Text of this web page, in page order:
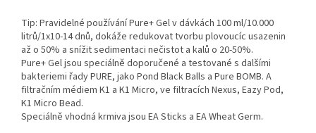
Tip: Pravidelné používání Pure+ Gel v dávkách 100 ml/10.000
litrů/1x10-14 dnů, dokáže redukovat tvorbu plovoucíc usazenin
až o 50% a snížit sedimentaci nečistot a kalů o 20-50%.
Pure+ Gel jsou speciálně doporučené a testované s dalšími
bakteriemi řady PURE, jako Pond Black Balls a Pure BOMB. A
filtračním médiem K1 a K1 Micro, ve filtracích Nexus, Eazy Pod,
K1 Micro Bead.
Speciálně vhodná krmiva jsou EA Sticks a EA Wheat Germ.